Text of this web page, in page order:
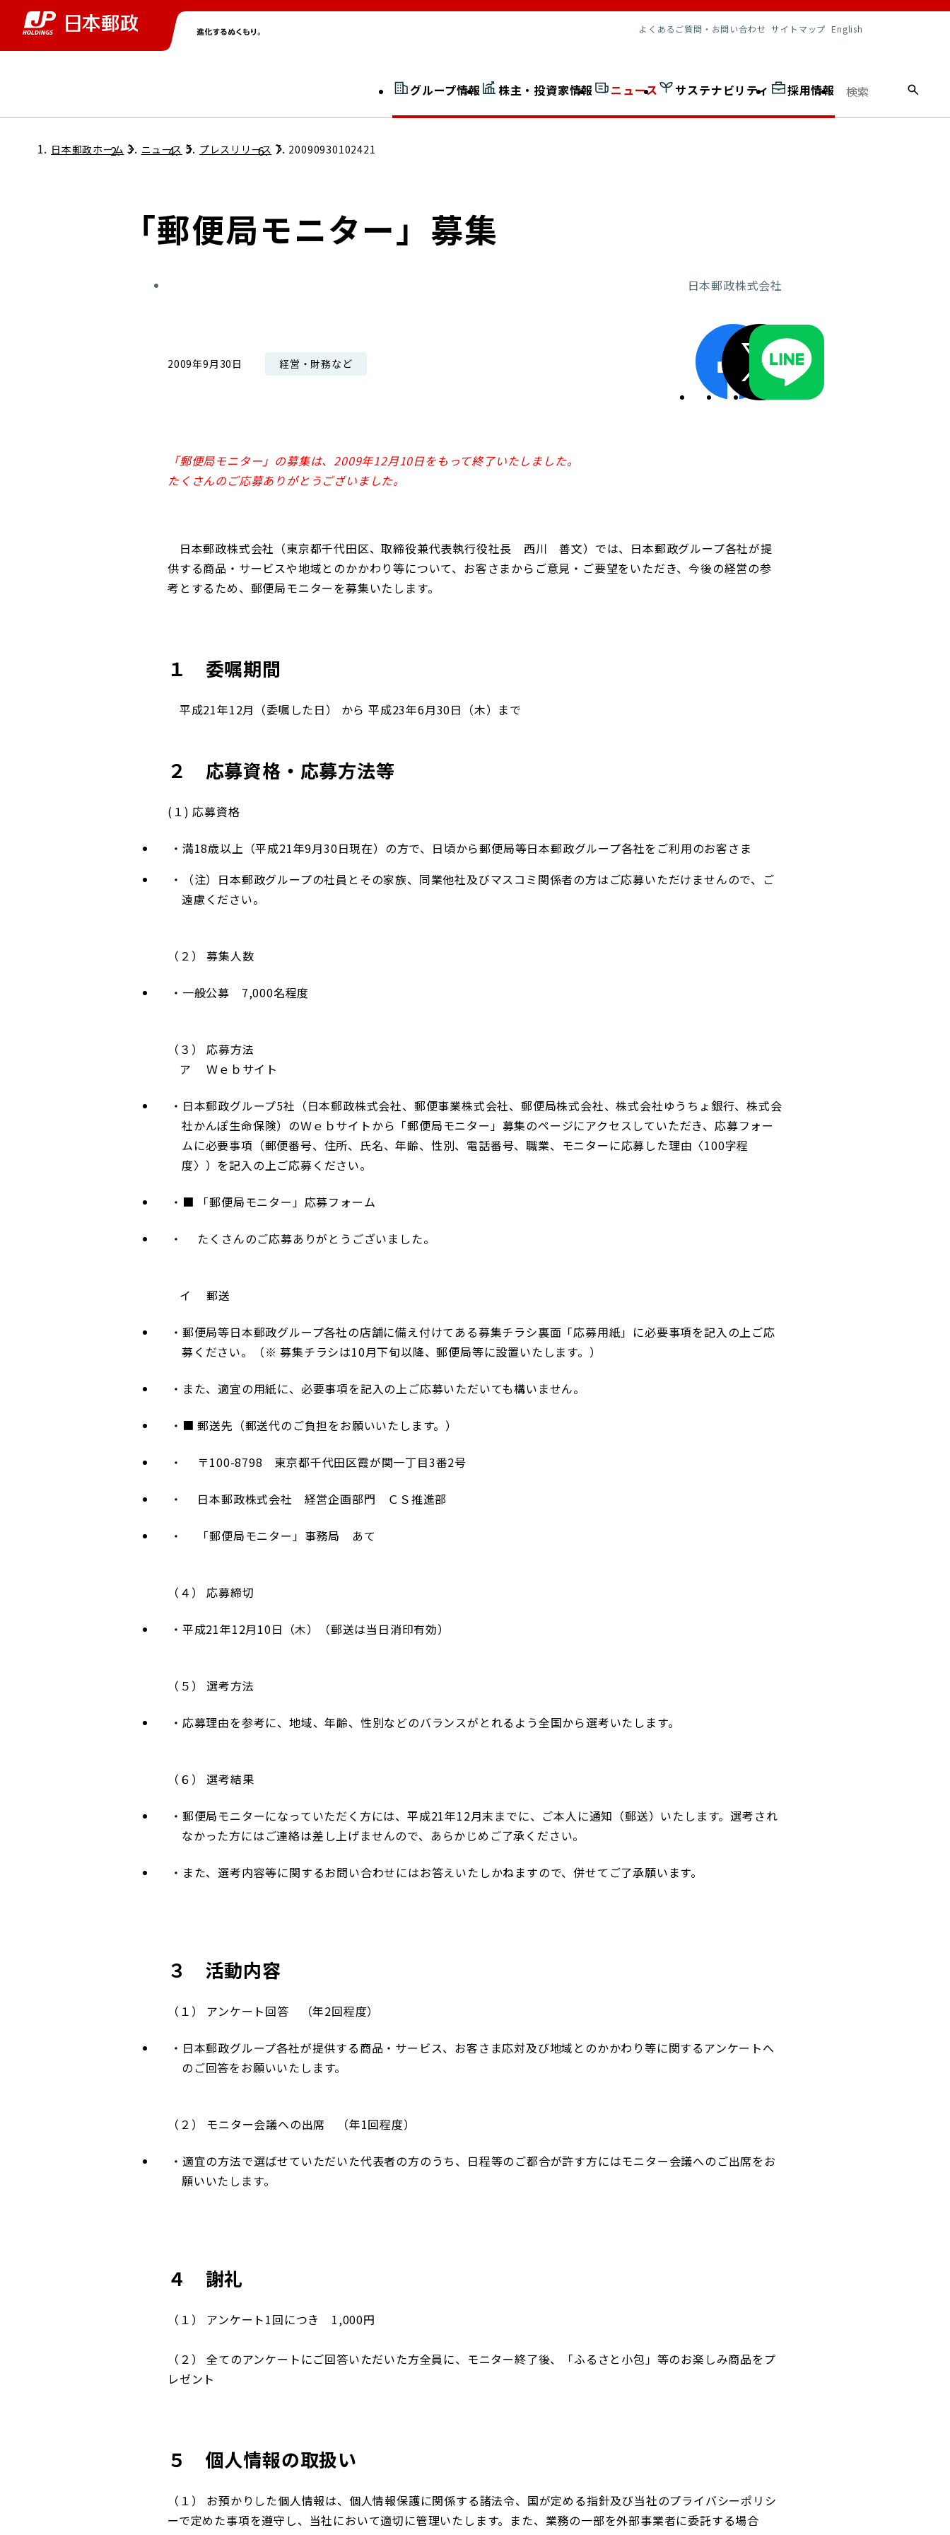
よくあるご質問・お問い合わせ サイトマップ English
グループ情報
グループ情報トップ
ローカル共創イニシアティブ
社長室通信
JP 改革実行委員会
株主・投資家情報
株主・投資家情報トップ
ディスクロージャーポリシー／適時開示体制
ニュース
ニューストップ
サステナビリティ
サステナビリティトップ
サステナビリティマネジメント
開示情報検索
採用情報
採用情報トップ
日本郵政ホーム ニュース プレスリリース 20090930102421
「郵便局モニター」募集
日本郵政株式会社
2009年9月30日 経営・財務など
「郵便局モニター」の募集は、2009年12月10日をもって終了いたしました。
たくさんのご応募ありがとうございました。
日本郵政株式会社（東京都千代田区、取締役兼代表執行役社長 西川 善文）では、日本郵政グループ各社が提
供する商品・サービスや地域とのかかわり等について、お客さまからご意見・ご要望をいただき、今後の経営の参
考とするため、郵便局モニターを募集いたします。
１ 委嘱期間
平成21年12月（委嘱した日） から 平成23年6月30日（木）まで
２ 応募資格・応募方法等
(１) 応募資格
満18歳以上（平成21年9月30日現在）の方で、日頃から郵便局等日本郵政グループ各社をご利用のお客さま
（注）日本郵政グループの社員とその家族、同業他社及びマスコミ関係者の方はご応募いただけませんので、ご
遠慮ください。
（２） 募集人数
一般公募 7,000名程度
（３） 応募方法
ア Ｗｅｂサイト
日本郵政グループ5社（日本郵政株式会社、郵便事業株式会社、郵便局株式会社、株式会社ゆうちょ銀行、株式会
社かんぽ生命保険）のＷｅｂサイトから「郵便局モニター」募集のページにアクセスしていただき、応募フォー
ムに必要事項（郵便番号、住所、氏名、年齢、性別、電話番号、職業、モニターに応募した理由〈100字程
度〉）を記入の上ご応募ください。
■ 「郵便局モニター」応募フォーム
たくさんのご応募ありがとうございました。
イ 郵送
郵便局等日本郵政グループ各社の店舗に備え付けてある募集チラシ裏面「応募用紙」に必要事項を記入の上ご応
募ください。（※ 募集チラシは10月下旬以降、郵便局等に設置いたします。）
また、適宜の用紙に、必要事項を記入の上ご応募いただいても構いません。
■ 郵送先（郵送代のご負担をお願いいたします。）
〒100-8798 東京都千代田区霞が関一丁目3番2号
日本郵政株式会社 経営企画部門 ＣＳ推進部
「郵便局モニター」事務局 あて
（４） 応募締切
平成21年12月10日（木）（郵送は当日消印有効）
（５） 選考方法
応募理由を参考に、地域、年齢、性別などのバランスがとれるよう全国から選考いたします。
（６） 選考結果
郵便局モニターになっていただく方には、平成21年12月末までに、ご本人に通知（郵送）いたします。選考され
なかった方にはご連絡は差し上げませんので、あらかじめご了承ください。
また、選考内容等に関するお問い合わせにはお答えいたしかねますので、併せてご了承願います。
３ 活動内容
（１） アンケート回答 （年2回程度）
日本郵政グループ各社が提供する商品・サービス、お客さま応対及び地域とのかかわり等に関するアンケートへ
のご回答をお願いいたします。
（２） モニター会議への出席 （年1回程度）
適宜の方法で選ばせていただいた代表者の方のうち、日程等のご都合が許す方にはモニター会議へのご出席をお
願いいたします。
４ 謝礼
（１） アンケート1回につき 1,000円
（２） 全てのアンケートにご回答いただいた方全員に、モニター終了後、「ふるさと小包」等のお楽しみ商品をプ
レゼント
５ 個人情報の取扱い
（１） お預かりした個人情報は、個人情報保護に関係する諸法令、国が定める指針及び当社のプライバシーポリシ
ーで定めた事項を遵守し、当社において適切に管理いたします。また、業務の一部を外部事業者に委託する場合